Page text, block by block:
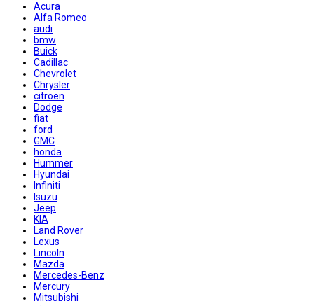
Acura
Alfa Romeo
audi
bmw
Buick
Cadillac
Chevrolet
Chrysler
citroen
Dodge
fiat
ford
GMC
honda
Hummer
Hyundai
Infiniti
Isuzu
Jeep
KIA
Land Rover
Lexus
Lincoln
Mazda
Mercedes-Benz
Mercury
Mitsubishi